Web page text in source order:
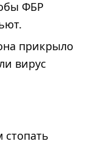
ФБР
прикрыло
вирус
стопать